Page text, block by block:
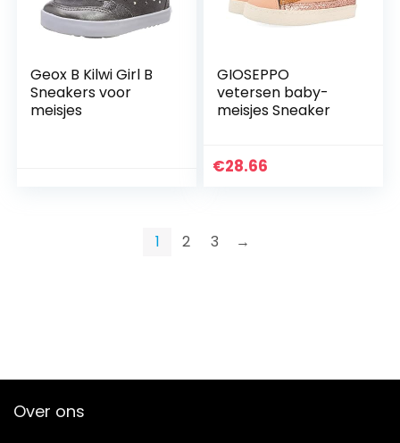
Geox B Kilwi Girl B
Sneakers voor
meisjes
GIOSEPPO
vetersen baby-
meisjes Sneaker
€28.66
1 2 3 →
Over ons